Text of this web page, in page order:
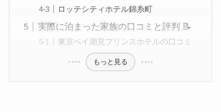
ロッテシティホテル錦糸町
実際に泊まった家族の口コミと評判 📝
東京ベイ潮見プリンスホテルの口コミ
もっと見る